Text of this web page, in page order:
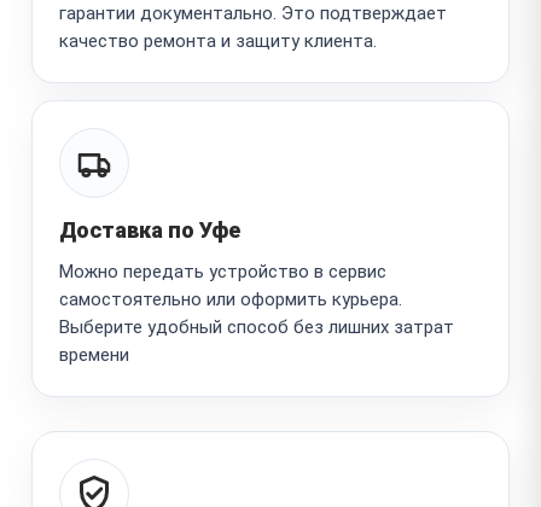
гарантии документально. Это подтверждает
качество ремонта и защиту клиента.
Доставка по Уфе
Можно передать устройство в сервис
самостоятельно или оформить курьера.
Выберите удобный способ без лишних затрат
времени